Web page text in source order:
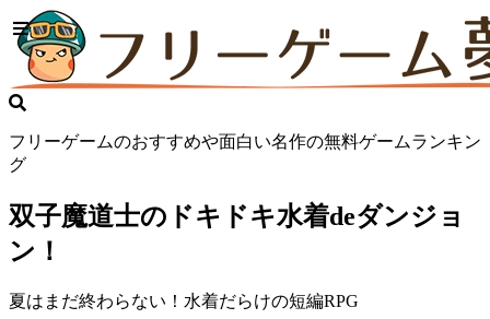
フリーゲームのおすすめや面白い名作の無料ゲームランキン
グ
双子魔道士のドキドキ水着deダンジョ
ン！
夏はまだ終わらない！水着だらけの短編RPG